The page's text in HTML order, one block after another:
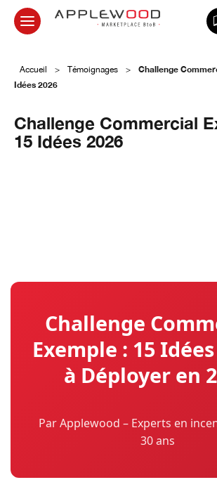
Accueil > Témoignages >
Challenge
Idées 2026
Challenge Commercial
15 Idées 2026
Challenge
Exemple : 15
à Déployer en
Par Applewood – Experts en
30 ans